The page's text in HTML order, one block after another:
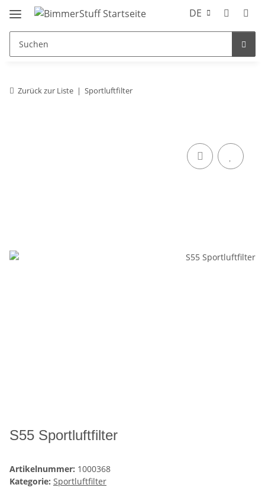
DE
Zurück zur Liste Sportluftfilter
S55 Sportluftfilter
Artikelnummer: 1000368
Kategorie: Sportluftfilter